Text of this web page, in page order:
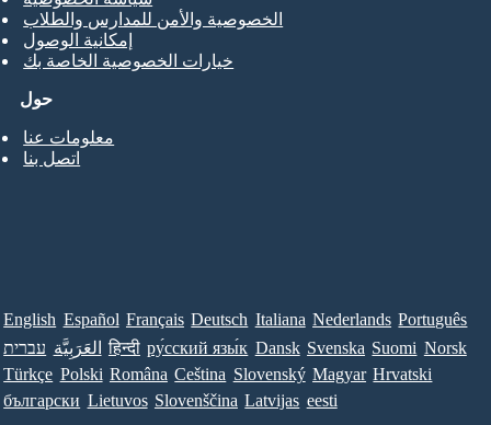
حول
معلومات عنا
اتصل بنا
الخصوصية والأمن للمدارس والطلاب
إمكانية الوصول
خيارات الخصوصية الخاصة بك
English Español Français Deutsch Italiana Nederlands Português
עברית العَرَبِيَّة हिन्दी ру́сский язы́к Dansk Svenska Suomi Norsk
Türkçe Polski Româna Ceština Slovenský Magyar Hrvatski
български Lietuvos Slovenščina Latvijas eesti